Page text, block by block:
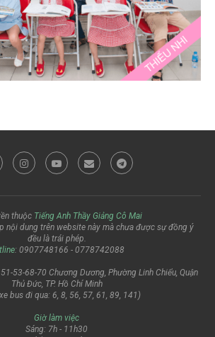
thuộc Tiếng Anh Thầy Giảng Cô Mai
nội dung trên website này mà chưa được sự đồng ý
đều là trái phép.
: 0907748166 - 0778742088
53-68-70 Chương Dương, Phường Linh Chiểu, Quận
Thủ Đức, TP. Hồ Chí Minh
bus đi qua: 6, 8, 56, 57, 61, 89, 141)
Giờ làm việc
Sáng: 7h - 11h30